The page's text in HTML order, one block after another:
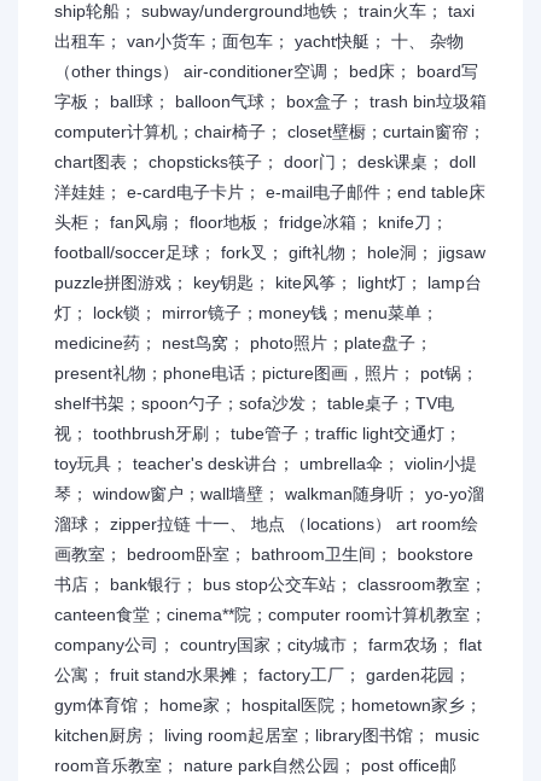
ship轮船； subway/underground地铁； train火车； taxi
出租车； van小货车；面包车； yacht快艇； 十、 杂物
（other things） air-conditioner空调； bed床； board写
字板； ball球； balloon气球； box盒子； trash bin垃圾箱
computer计算机；chair椅子； closet壁橱；curtain窗帘；
chart图表； chopsticks筷子； door门； desk课桌； doll
洋娃娃； e-card电子卡片； e-mail电子邮件；end table床
头柜； fan风扇； floor地板； fridge冰箱； knife刀；
football/soccer足球； fork叉； gift礼物； hole洞； jigsaw
puzzle拼图游戏； key钥匙； kite风筝； light灯； lamp台
灯； lock锁； mirror镜子；money钱；menu菜单；
medicine药； nest鸟窝； photo照片；plate盘子；
present礼物；phone电话；picture图画，照片； pot锅；
shelf书架；spoon勺子；sofa沙发； table桌子；TV电
视； toothbrush牙刷； tube管子；traffic light交通灯；
toy玩具； teacher's desk讲台； umbrella伞； violin小提
琴； window窗户；wall墙壁； walkman随身听； yo-yo溜
溜球； zipper拉链 十一、 地点 （locations） art room绘
画教室； bedroom卧室； bathroom卫生间； bookstore
书店； bank银行； bus stop公交车站； classroom教室；
canteen食堂；cinema**院；computer room计算机教室；
company公司； country国家；city城市； farm农场； flat
公寓； fruit stand水果摊； factory工厂； garden花园；
gym体育馆； home家； hospital医院；hometown家乡；
kitchen厨房； living room起居室；library图书馆； music
room音乐教室； nature park自然公园； post office邮